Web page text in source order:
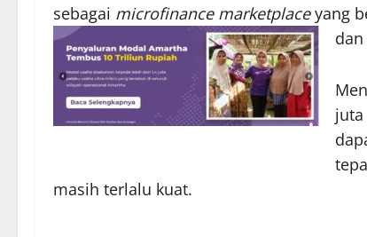
sebagai microfinance marketplaceyang
masih terlalu kuat.